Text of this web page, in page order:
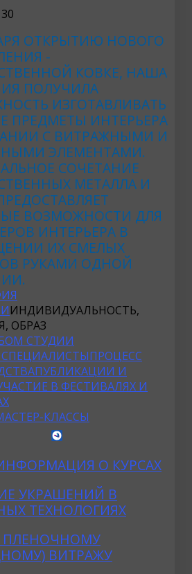
ОТКРЫТИЮ НОВОГО
-
КОВКЕ, НАША
ПОЛУЧИЛА
ИЗГОТАВЛИВАТЬ
ПРЕДМЕТЫ ИНТЕРЬЕРА
С ВИТРАЖНЫМИ И
ЭЛЕМЕНТАМИ.
СОЧЕТАНИЕ
МЕТАЛЛА И
ВОЗМОЖНОСТИ ДЛЯ
ИНТЕРЬЕРА В
ИХ СМЕЛЫХ
РУКАМИ ОДНОЙ
ИНДИВИДУАЛЬНОСТЬ,
ОБРАЗ
СТУДИИ
ПРОЦЕСС
ПУБЛИКАЦИИ И
В ФЕСТИВАЛЯХ И
КЛАССЫ
О КУРСАХ
УКРАШЕНИЙ В
ТЕХНОЛОГИЯХ
ПЛЕНОЧНОМУ
ВИТРАЖУ